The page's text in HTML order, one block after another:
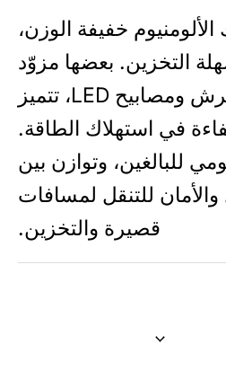
خفيفة الوزن،
بعضها مزوّد
بمحركات بدون فرش ومصابيح LED، تتميز
في استهلاك الطاقة.
للبالغين، وتوازن بين
للتنقل لمسافات
قصيرة والتخزين.